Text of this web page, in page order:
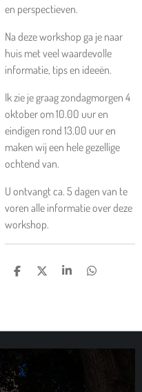
en perspectieven.
Na deze workshop ga je naar
huis met veel waardevolle
informatie, tips en ideeën.
Ik zie je graag zondagmorgen 4
oktober om 10.00 uur en
eindigen rond 13.00 uur en
maken wij een hele gezellige
ochtend van.
U ontvangt ca. 5 dagen van te
voren alle informatie over deze
workshop.
D
D
S
D